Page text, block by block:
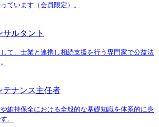
ています（会員限定）。
ルタント
て、士業と連携し相続支援を行う専門家で公益法
テナンス主任者
維持保全における全般的な基礎知識を体系的に身
。